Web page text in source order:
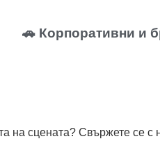
🚗 Корпоративни и
на сцената? Свържете се